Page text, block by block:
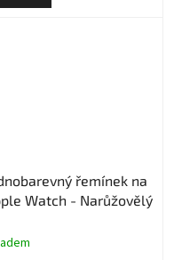
řemínek na
Watch - Narůžovělý